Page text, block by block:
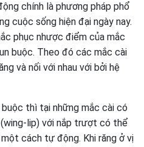
chính là phương pháp phổ
cuộc sống hiện đại ngày nay.
phục nhược điểm của mắc
buộc. Theo đó các mắc cài
và nối với nhau với bởi hệ
buộc thì tại những mắc cài có
lip) với nắp trượt có thể
cách tự động. Khi răng ở vị